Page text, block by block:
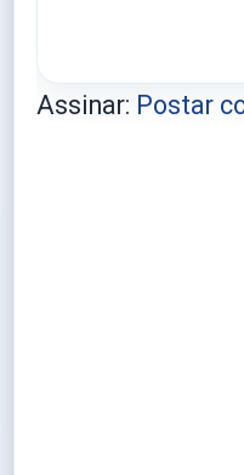
Assinar: Postar